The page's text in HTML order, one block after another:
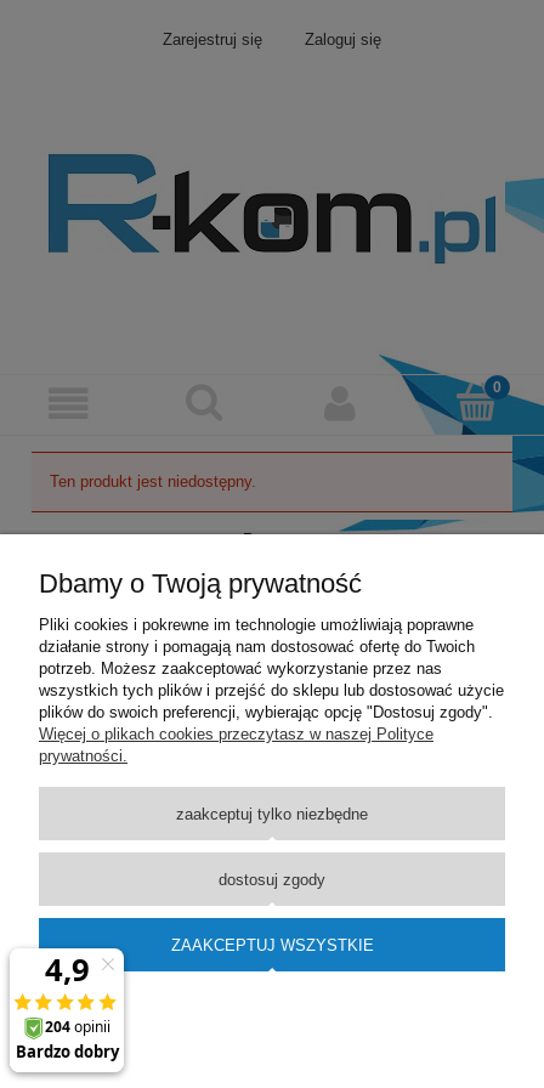
Zarejestruj się Zaloguj się
Ten produkt jest niedostępny.
Pomoc
Moje konto
Płatności i dostawa
Informacje
pokaż pełną wersję strony
Sklep internetowy Shoper Premium
Dbamy o Twoją prywatność
Pliki cookies i pokrewne im technologie umożliwiają poprawne
działanie strony i pomagają nam dostosować ofertę do Twoich
potrzeb. Możesz zaakceptować wykorzystanie przez nas
wszystkich tych plików i przejść do sklepu lub dostosować użycie
plików do swoich preferencji, wybierając opcję "Dostosuj zgody".
Więcej o plikach cookies przeczytasz w naszej Polityce
prywatności.
zaakceptuj tylko niezbędne
dostosuj zgody
ZAAKCEPTUJ WSZYSTKIE